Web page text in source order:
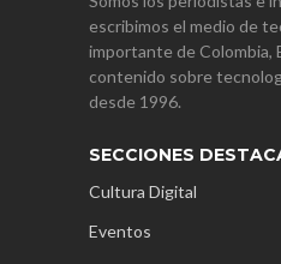
escribimos el medio de
importante de Colombia,
contenido sobre
desde 1996.
SECCIONES
Cultura Digital
Eventos